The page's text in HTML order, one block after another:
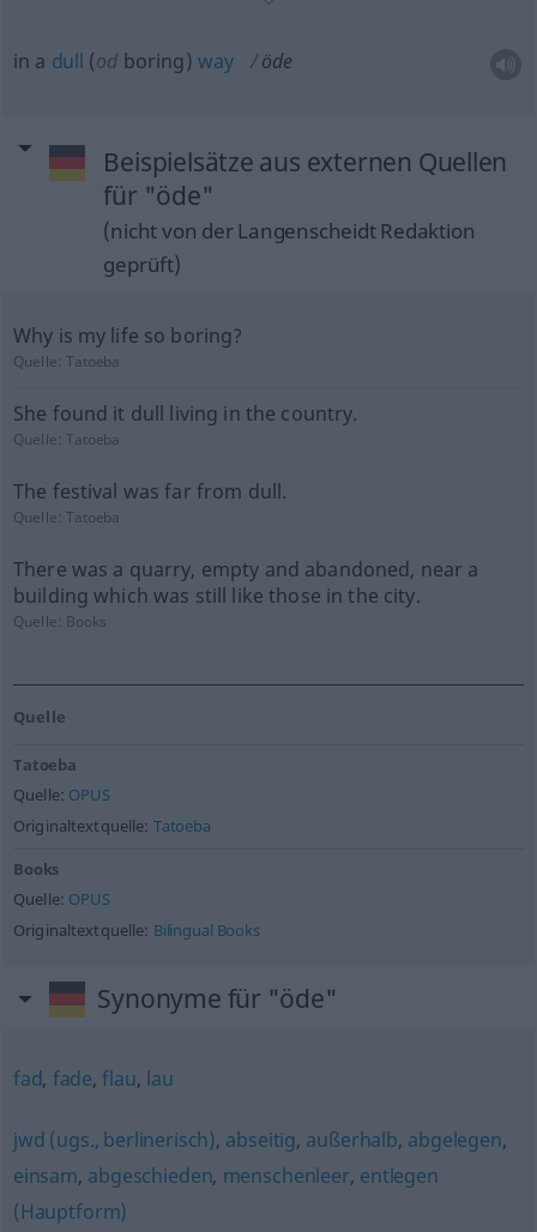
in a dull (od boring) way öde
Beispielsätze aus externen Quellen
für "öde"
(nicht von der Langenscheidt Redaktion
geprüft)
Why is my life so boring?
Quelle:Tatoeba
She found it dull living in the country.
Quelle:Tatoeba
The festival was far from dull.
Quelle:Tatoeba
There was a quarry, empty and abandoned, near a
building which was still like those in the city.
Quelle: Books
Quelle
Tatoeba
Quelle: OPUS
Originaltextquelle: Tatoeba
Books
Quelle: OPUS
Originaltextquelle: Bilingual Books
Synonyme für "öde"
fad, fade,flau, lau
jwd (ugs., berlinerisch), abseitig, außerhalb, abgelegen,
einsam, abgeschieden, menschenleer, entlegen
(Hauptform)